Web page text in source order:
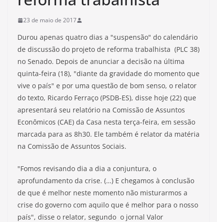
23 de maio de 2017
Durou apenas quatro dias a "suspensão" do calendário
de discussão do projeto de reforma trabalhista (PLC 38)
no Senado. Depois de anunciar a decisão na última
quinta-feira (18), "diante da gravidade do momento que
vive o país" e por uma questão de bom senso, o relator
do texto, Ricardo Ferraço (PSDB-ES), disse hoje (22) que
apresentará seu relatório na Comissão de Assuntos
Econômicos (CAE) da Casa nesta terça-feira, em sessão
marcada para as 8h30. Ele também é relator da matéria
na Comissão de Assuntos Sociais.
"Fomos revisando dia a dia a conjuntura, o
aprofundamento da crise. (…) E chegamos à conclusão
de que é melhor neste momento não misturarmos a
crise do governo com aquilo que é melhor para o nosso
país", disse o relator, segundo o jornal Valor